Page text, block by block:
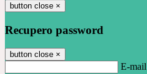
button close ×
Recupero password
button close ×
E-mail